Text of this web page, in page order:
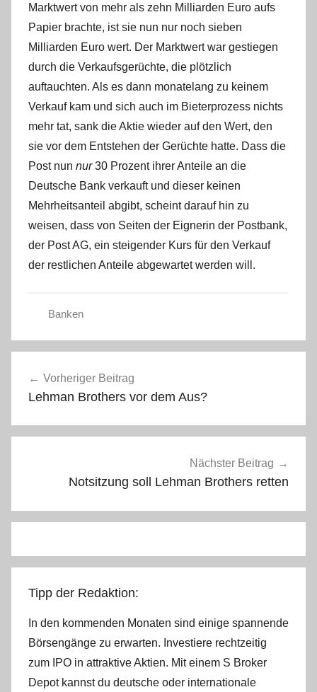
Marktwert von mehr als zehn Milliarden Euro aufs
Papier brachte, ist sie nun nur noch sieben
Milliarden Euro wert. Der Marktwert war gestiegen
durch die Verkaufsgerüchte, die plötzlich
auftauchten. Als es dann monatelang zu keinem
Verkauf kam und sich auch im Bieterprozess nichts
mehr tat, sank die Aktie wieder auf den Wert, den
sie vor dem Entstehen der Gerüchte hatte. Dass die
Post nun nur30 Prozent ihrer Anteile an die
Deutsche Bank verkauft und dieser keinen
Mehrheitsanteil abgibt, scheint darauf hin zu
weisen, dass von Seiten der Eignerin der Postbank,
der Post AG, ein steigender Kurs für den Verkauf
der restlichen Anteile abgewartet werden will.
Banken
Vorheriger Beitrag
Lehman Brothers vor dem Aus?
Nächster Beitrag
Notsitzung soll Lehman Brothers retten
Tipp der Redaktion:
In den kommenden Monaten sind einige spannende
Börsengänge zu erwarten. Investiere rechtzeitig
zum IPO in attraktive Aktien. Mit einem S Broker
Depot kannst du deutsche oder internationale